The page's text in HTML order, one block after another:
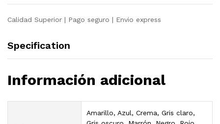
Calidad Superior | Pago seguro | Envio express
Specification
Información adicional
Amarillo, Azul, Crema, Gris claro,